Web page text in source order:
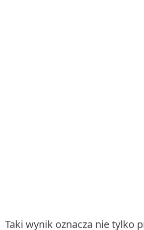
Taki wynik oznacza nie tylko